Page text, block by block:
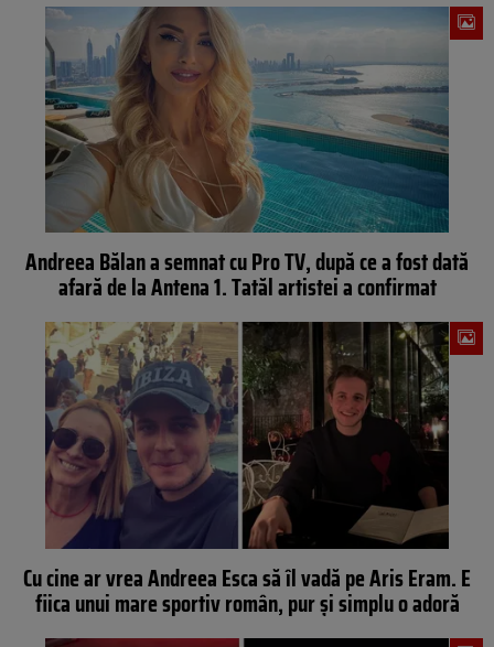
Andreea Bălan a semnat cu Pro TV, după ce a fost dată
afară de la Antena 1. Tatăl artistei a confirmat
Cu cine ar vrea Andreea Esca să îl vadă pe Aris Eram. E
fiica unui mare sportiv român, pur și simplu o adoră